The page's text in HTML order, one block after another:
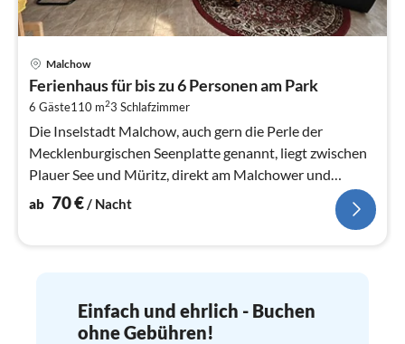
Malchow
Ferienhaus für bis zu 6 Personen am Park
6 Gäste110 m23 Schlafzimmer
Die Inselstadt Malchow, auch gern die Perle der
Mecklenburgischen Seenplatte genannt, liegt zwischen
Plauer See und Müritz, direkt am Malchower und
Fleesensee.
ab 70€/ Nacht
Einfach und ehrlich - Buchen
ohne Gebühren!